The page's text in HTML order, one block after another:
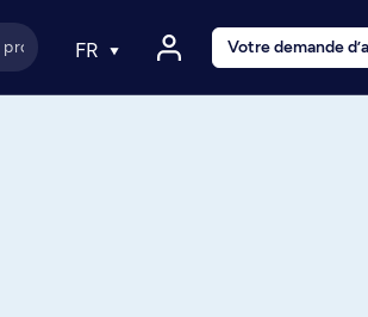
FR Votre demande